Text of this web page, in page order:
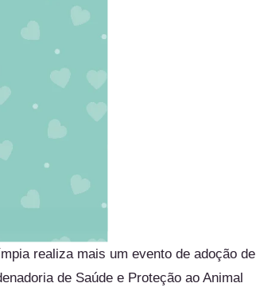
realiza mais um evento de adoção de
de Saúde e Proteção ao Animal